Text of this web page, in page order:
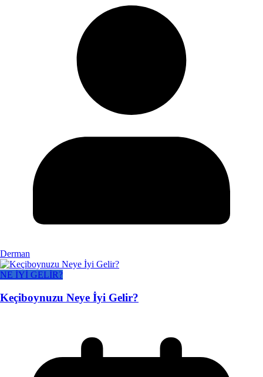
Derman
NE İYİ GELİR?
Keçiboynuzu Neye İyi Gelir?